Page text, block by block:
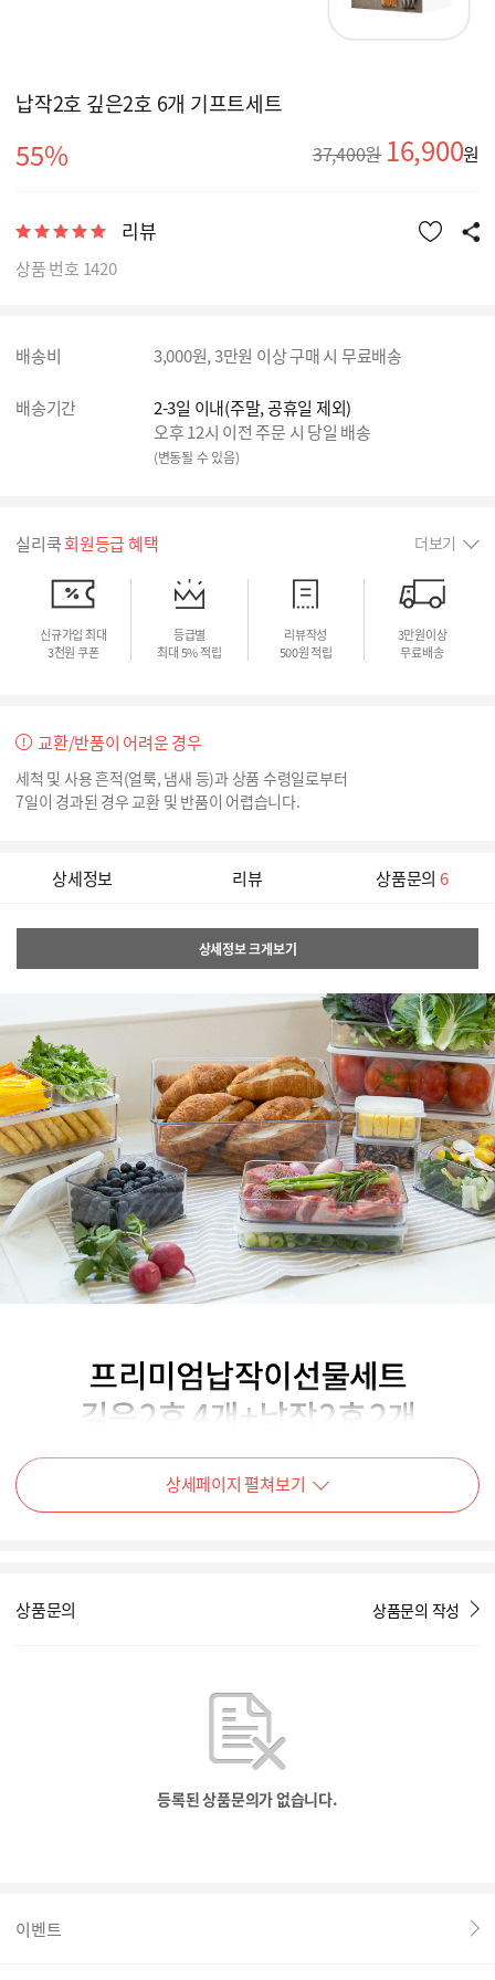
납작2호 깊은2호 6개 기프트세트
55% 37,400원 16,900원
리뷰
상품 번호 1420
배송비 3,000원, 3만원 이상 구매 시 무료배송
배송기간
2-3일 이내(주말, 공휴일 제외)
오후 12시 이전 주문 시 당일 배송
(변동될 수 있음)
실리쿡회원등급 혜택 더보기
신규가입 최대
3천원 쿠폰
등급별
최대 5% 적립
리뷰작성
500원 적립
3만원이상
무료배송
교환/반품이 어려운 경우
세척 및 사용 흔적(얼룩, 냄새 등)과 상품 수령일로부터
7일이 경과된 경우 교환 및 반품이 어렵습니다.
상세정보 리뷰 상품문의 6
상세정보 크게보기
상세페이지 펼쳐보기
상품문의 상품문의 작성
등록된 상품문의가 없습니다.
이벤트